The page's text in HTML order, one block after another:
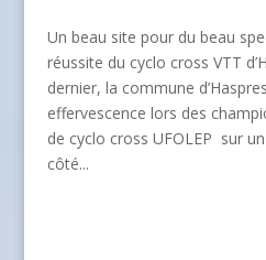
Un beau site pour du beau
réussite du cyclo cross VTT
dernier, la commune
effervescence lors des
de cyclo cross UFOLEP sur
côté...